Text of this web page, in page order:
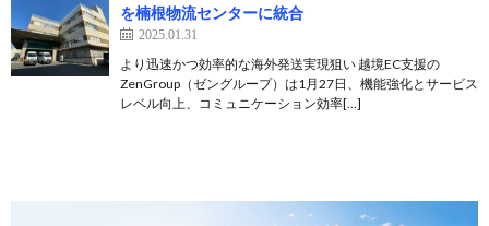
を楠根物流センターに統合
2025.01.31
より迅速かつ効率的な海外発送実現狙い 越境EC支援の
ZenGroup（ゼングループ）は1月27日、機能強化とサービス
レベル向上、コミュニケーション効率[…]